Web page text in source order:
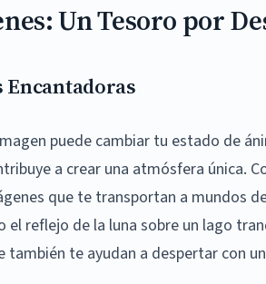
Un Tesoro por
Encantadoras
puede cambiar tu estado de
a crear una atmósfera única.
que te transportan a mundos
reflejo de la luna sobre un lago
te ayudan a despertar con